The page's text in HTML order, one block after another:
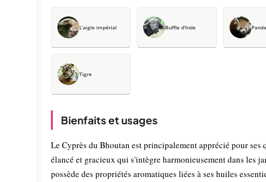
L’aigle impérial Buffle d'Inde
Tigre
Bienfaits et usages
Le Cyprès du Bhoutan est principalement apprécié pour
élancé et gracieux qui s'intègre harmonieusement dans les
possède des propriétés aromatiques liées à ses huiles